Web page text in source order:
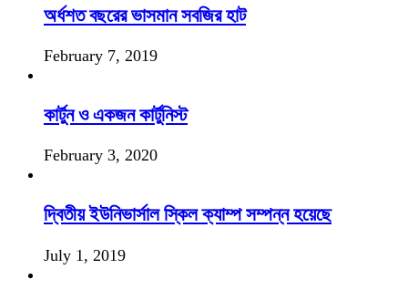
অর্ধশত বছরের ভাসমান সবজির হাট
February 7, 2019
কার্টুন ও একজন কার্টুনিস্ট
February 3, 2020
দ্বিতীয় ইউনিভার্সাল স্কিল ক্যাম্প সম্পন্ন হয়েছে
July 1, 2019